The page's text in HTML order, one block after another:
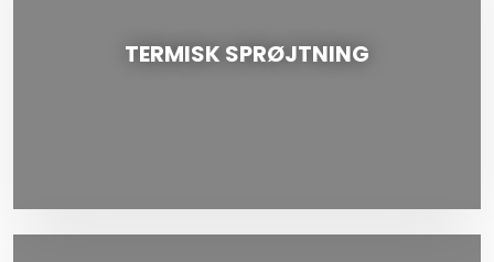
TERMISK SPRØJTNING